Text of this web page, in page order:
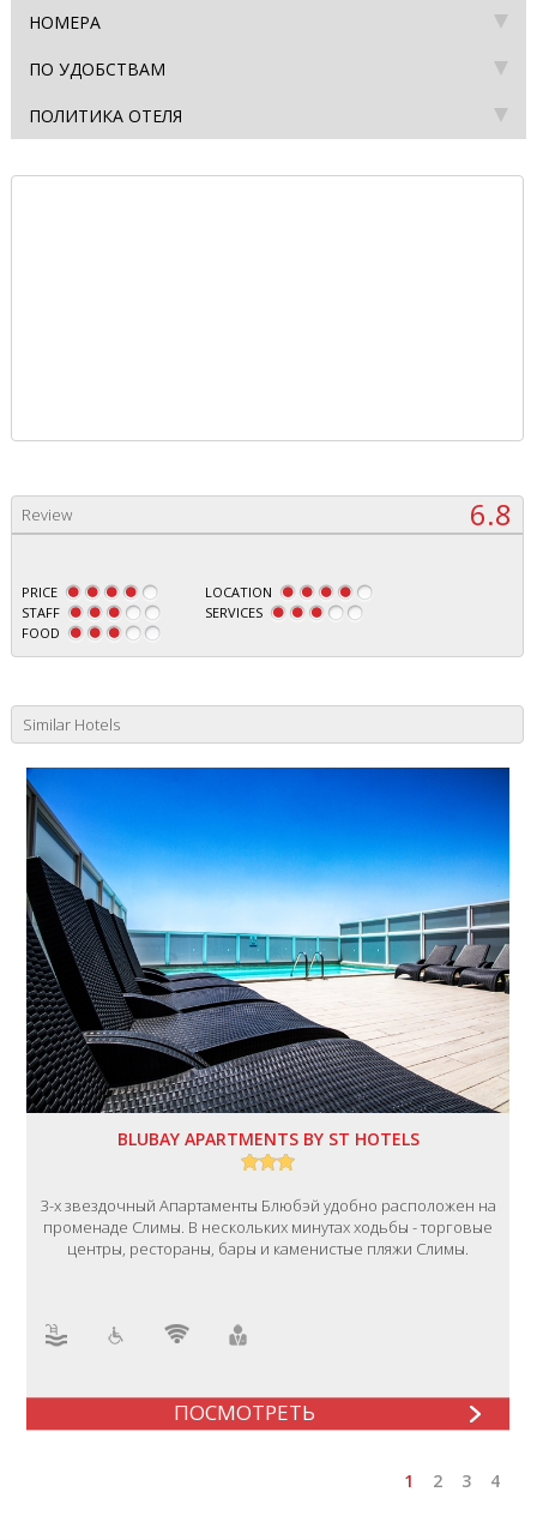
НОМЕРА
ПО УДОБСТВАМ
ПОЛИТИКА ОТЕЛЯ
Review 6.8
PRICE
LOCATION
STAFF
SERVICES
FOOD
Similar Hotels
BLUBAY APARTMENTS BY ST HOTELS
3-х звездочный Апартаменты Блюбэй удобно расположен на
променаде Слимы. В нескольких минутах ходьбы - торговые
центры, рестораны, бары и каменистые пляжи Слимы.
ПОСМОТРЕТЬ
1 2 3 4